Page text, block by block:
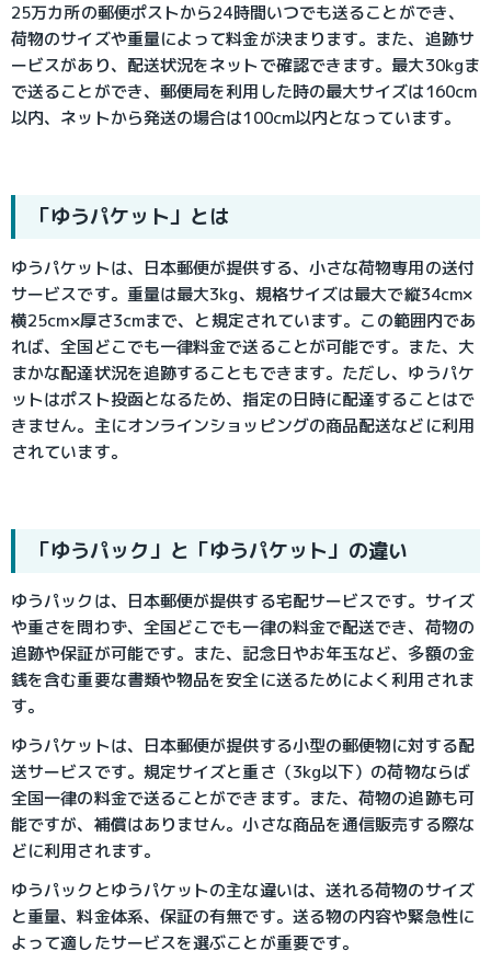
25万カ所の郵便ポストから24時間いつでも送ることができ、
荷物のサイズや重量によって料金が決まります。また、追跡サ
ービスがあり、配送状況をネットで確認できます。最大30kgま
で送ることができ、郵便局を利用した時の最大サイズは160cm
以内、ネットから発送の場合は100cm以内となっています。
「ゆうパケット」とは
ゆうパケットは、日本郵便が提供する、小さな荷物専用の送付
サービスです。重量は最大3kg、規格サイズは最大で縦34cm×
横25cm×厚さ3cmまで、と規定されています。この範囲内であ
れば、全国どこでも一律料金で送ることが可能です。また、大
まかな配達状況を追跡することもできます。ただし、ゆうパケ
ットはポスト投函となるため、指定の日時に配達することはで
きません。主にオンラインショッピングの商品配送などに利用
されています。
「ゆうパック」と「ゆうパケット」の違い
ゆうパックは、日本郵便が提供する宅配サービスです。サイズ
や重さを問わず、全国どこでも一律の料金で配送でき、荷物の
追跡や保証が可能です。また、記念日やお年玉など、多額の金
銭を含む重要な書類や物品を安全に送るためによく利用されま
す。
ゆうパケットは、日本郵便が提供する小型の郵便物に対する配
送サービスです。規定サイズと重さ（3kg以下）の荷物ならば
全国一律の料金で送ることができます。また、荷物の追跡も可
能ですが、補償はありません。小さな商品を通信販売する際な
どに利用されます。
ゆうパックとゆうパケットの主な違いは、送れる荷物のサイズ
と重量、料金体系、保証の有無です。送る物の内容や緊急性に
よって適したサービスを選ぶことが重要です。